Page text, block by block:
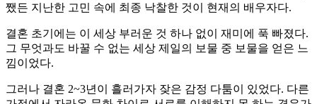
쨌든 지난한 고민 속에 최종 낙찰한 것이 현재의 배우자다.
결혼 초기에는 이 세상 부러운 것 하나 없이 재미에 푹 빠졌다.
그 무엇과도 바꿀 수 없는 세상 제일의 보물 중 보물을 얻은 느
낌이었다.
그러나 결혼 2~3년이 흘러가자 잦은 감정 다툼이 있었다. 다른